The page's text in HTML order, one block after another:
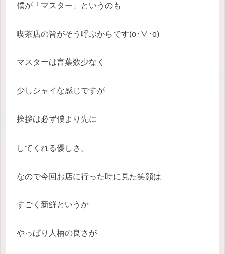
僕が「マスター」というのも
喫茶店の皆がそう呼ぶからです(o･∇･o)
マスターは言葉数少なく
少しシャイな感じですが
挨拶は必ず僕より先に
してくれる優しさ。
なので今回お店に行った時に見た笑顔は
すごく新鮮というか
やっぱり人柄の良さが